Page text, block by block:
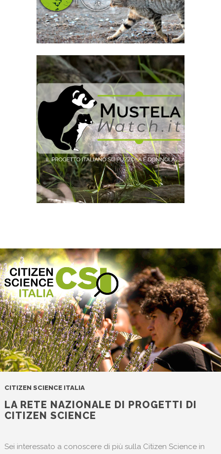
SCOPRI DI PIÙ
CITIZEN SCIENCE ITALIA
LA RETE NAZIONALE DI PROGETTI DI
CITIZEN SCIENCE
Sei interessato a conoscere di più sulla Citizen Science in